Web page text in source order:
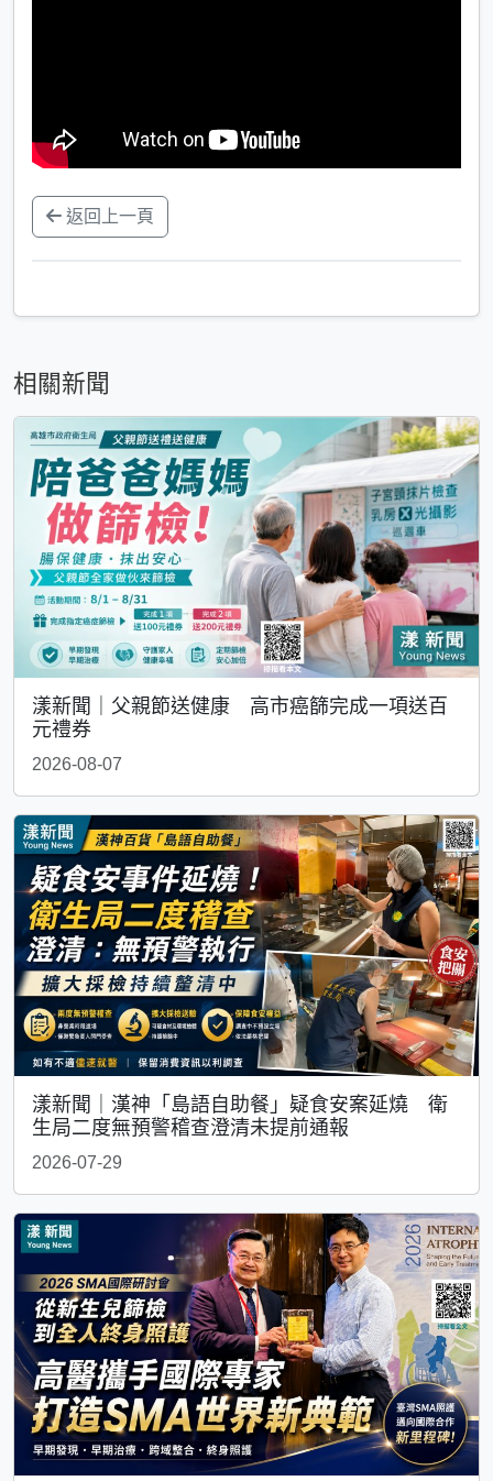
返回上一頁
相關新聞
漾新聞｜父親節送健康 高市癌篩完成一項送百
元禮券
2026-08-07
漾新聞｜漢神「島語自助餐」疑食安案延燒 衛
生局二度無預警稽查澄清未提前通報
2026-07-29